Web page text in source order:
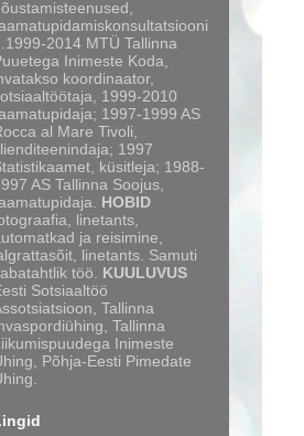
2014 MTÜ Tallinna
Inimeste Koda,
koordinaator,
1999-2010
1997-1999 AS
al Mare Tivoli,
1997
küsitleja; 1988-
AS Tallinna Soojus,
HOBID
linetants,
ja reisimine,
linetants. Samuti
töö. KUULUVUS
Sotsiaaltöö
Tallinna
Tallinna
Inimeste
Põhja-Eesti Pimedate